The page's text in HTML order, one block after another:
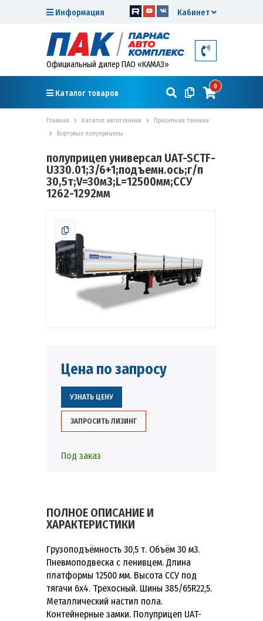
Кабинет
Информация
Официальный дилер ПАО «КАМАЗ»
Каталог товаров
0
Главная Каталог автотехники
Прицепная техника
Бортовые полуприцепы
полуприцеп универсал UAT-SCTF-
U330.01;3/6+1;подъемн.ось;г/п
30,5т;V=30м3;L=12500мм;ССУ
1262-1292мм
Цена по запросу
УЗНАТЬ ЦЕНУ
ЗАПРОСИТЬ ЛИЗИНГ
Под заказ
ПОЛНОЕ ОПИСАНИЕ И
ХАРАКТЕРИСТИКИ
Грузоподъёмность 30,5 т. Объём 30 м3.
Пневмоподвеска с ленивцем. Длина
платформы 12500 мм. Высота ССУ под
тягачи 6х4. Трехосный. Шины 385/65R22,5.
Металлический настил пола.
Контейнерные замки. Полуприцеп UAT-